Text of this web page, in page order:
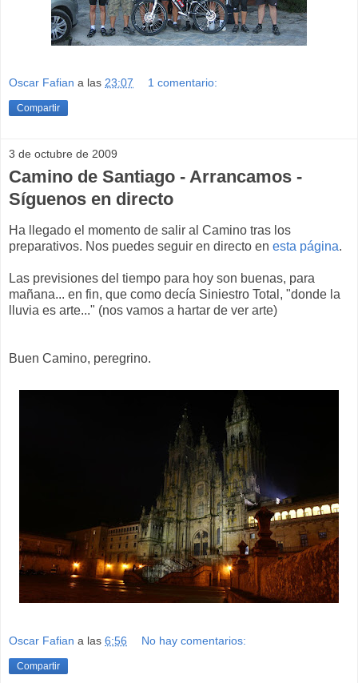
Oscar Fafian a las 23:07 1 comentario:
Compartir
3 de octubre de 2009
Camino de Santiago - Arrancamos -
Síguenos en directo
Ha llegado el momento de salir al Camino tras los
preparativos. Nos puedes seguir en directo en esta página.
Las previsiones del tiempo para hoy son buenas, para
mañana... en fin, que como decía Siniestro Total, "donde la
lluvia es arte..." (nos vamos a hartar de ver arte)
Buen Camino, peregrino.
Oscar Fafian a las 6:56 No hay comentarios:
Compartir